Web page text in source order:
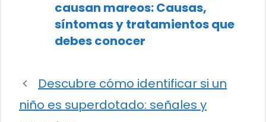
causan mareos: Causas,
síntomas y tratamientos que
debes conocer
Descubre cómo identificar si un
niño es superdotado: señales y